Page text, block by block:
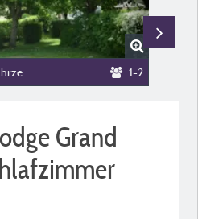
1-2
Grand